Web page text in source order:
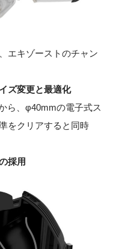
エキゾーストのチャン
ズ変更と最適化
ら、φ40mmの電子式ス
をクリアすると同時
採用